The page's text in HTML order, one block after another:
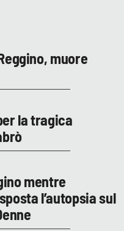
muore
la tragica
mentre
l’autopsia sul